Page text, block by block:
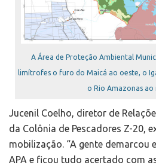
A Área de Proteção Ambiental
limítrofes o furo do Maicá ao oeste, o
o Rio Amazonas ao
Jucenil Coelho, diretor de
da Colônia de Pescadores Z-20,
mobilização. “A gente demarcou
APA e ficou tudo acertado com